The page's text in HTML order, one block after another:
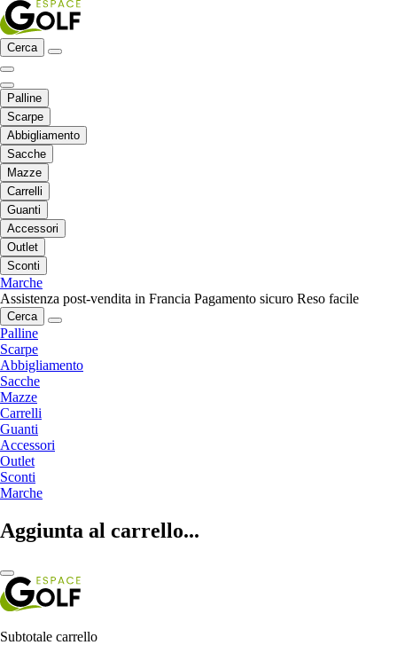
Cerca
Palline
Scarpe
Abbigliamento
Sacche
Mazze
Carrelli
Guanti
Accessori
Outlet
Sconti
Marche
Assistenza post-vendita in Francia Pagamento sicuro Reso facile
Cerca
Palline
Scarpe
Abbigliamento
Sacche
Mazze
Carrelli
Guanti
Accessori
Outlet
Sconti
Marche
Aggiunta al carrello...
Subtotale carrello